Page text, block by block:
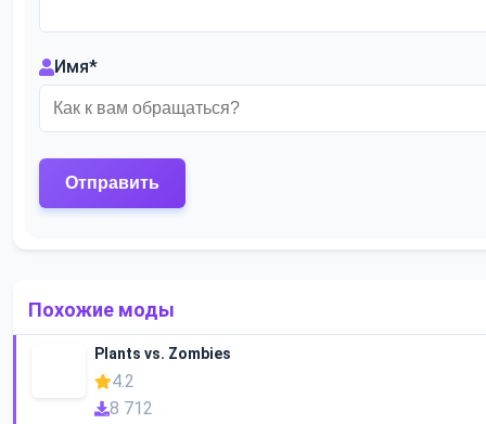
Имя*
Похожие моды
Plants vs. Zombies
4.2
8 712